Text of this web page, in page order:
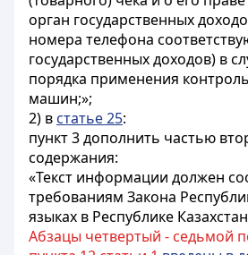
орган государственных
номера телефона
государственных доходов) в
порядка применения
машин;»;
2) в статье 25:
пункт 3 дополнить частью
содержания:
«Текст информации должен
требованиям Закона
языках в Республике
Абзацы четвертый - седьмой